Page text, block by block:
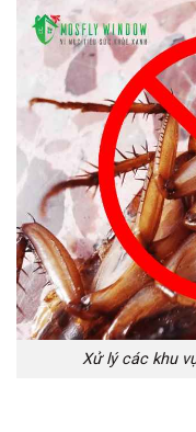
Xử lý các khu